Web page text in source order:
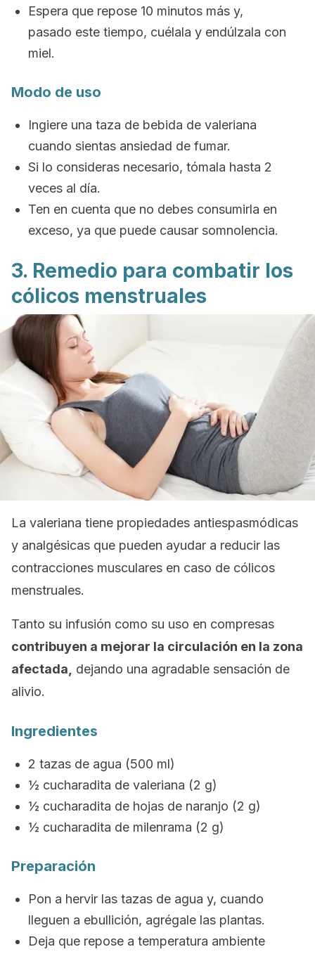
Espera que repose 10 minutos más y,
pasado este tiempo, cuélala y endúlzala con
miel.
Modo de uso
Ingiere una taza de bebida de valeriana
cuando sientas ansiedad de fumar.
Si lo consideras necesario, tómala hasta 2
veces al día.
Ten en cuenta que no debes consumirla en
exceso, ya que puede causar somnolencia.
3. Remedio para combatir los
cólicos menstruales
La valeriana tiene propiedades antiespasmódicas
y analgésicas que pueden ayudar a reducir las
contracciones musculares en caso de cólicos
menstruales.
Tanto su infusión como su uso en compresas
contribuyen a mejorar la circulación en la zona
afectada,
dejando una agradable sensación de
alivio.
Ingredientes
2 tazas de agua (500 ml)
½ cucharadita de valeriana (2 g)
½ cucharadita de hojas de naranjo (2 g)
½ cucharadita de milenrama (2 g)
Preparación
Pon a hervir las tazas de agua y, cuando
lleguen a ebullición, agrégale las plantas.
Deja que repose a temperatura ambiente